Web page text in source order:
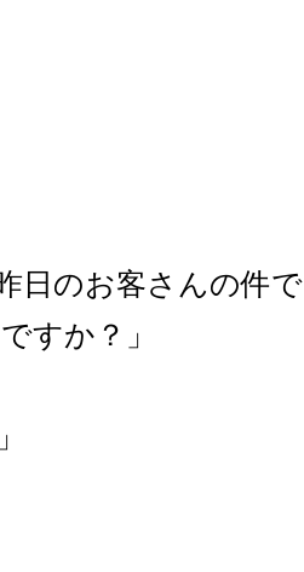
日のお客さんの件
すか？」